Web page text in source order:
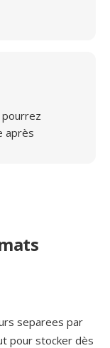
après
separees par
pour stocker dès